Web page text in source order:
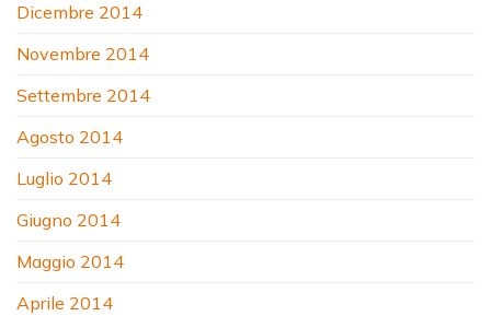
Dicembre 2014
Novembre 2014
Settembre 2014
Agosto 2014
Luglio 2014
Giugno 2014
Maggio 2014
Aprile 2014